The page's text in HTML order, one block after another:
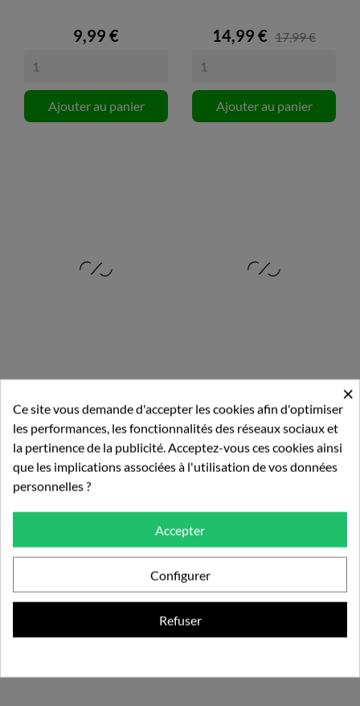
9,99 €
Ajouter au panier
14,99 € 17,99 €
Ajouter au panier
18,49 €
Ajouter au panier
14,99 €
Ajouter au panier
16 autres produits dans la
même catégorie :
×
Ce site vous demande d'accepter les cookies afin d'optimiser
les performances, les fonctionnalités des réseaux sociaux et
la pertinence de la publicité. Acceptez-vous ces cookies ainsi
que les implications associées à l'utilisation de vos données
personnelles ?
Accepter
Configurer
Refuser